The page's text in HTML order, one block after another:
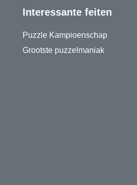
Interessante feiten
Puzzle Kampioenschap
Grootste puzzelmaniak